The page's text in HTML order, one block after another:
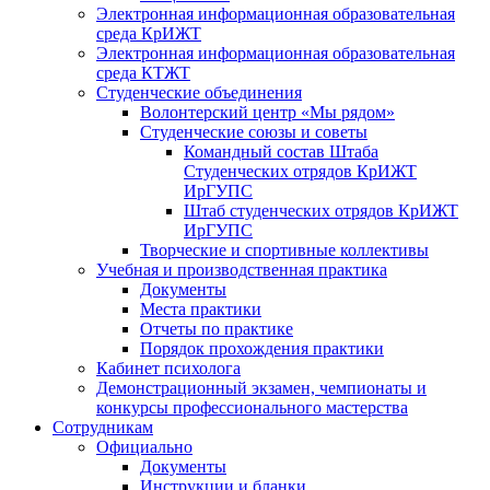
Электронная информационная образовательная
среда КрИЖТ
Электронная информационная образовательная
среда КТЖТ
Студенческие объединения
Волонтерский центр «Мы рядом»
Студенческие союзы и советы
Командный состав Штаба
Студенческих отрядов КрИЖТ
ИрГУПС
Штаб студенческих отрядов КрИЖТ
ИрГУПС
Творческие и спортивные коллективы
Учебная и производственная практика
Документы
Места практики
Отчеты по практике
Порядок прохождения практики
Кабинет психолога
Демонстрационный экзамен, чемпионаты и
конкурсы профессионального мастерства
Сотрудникам
Официально
Документы
Инструкции и бланки